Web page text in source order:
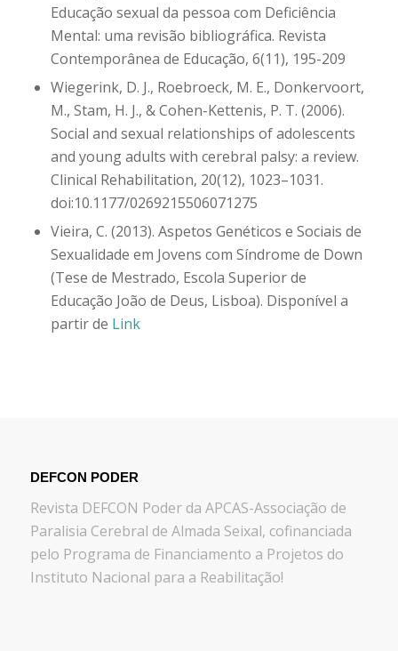
Educação sexual da pessoa com Deficiência
Mental: uma revisão bibliográfica. Revista
Contemporânea de Educação, 6(11), 195-209
Wiegerink, D. J., Roebroeck, M. E., Donkervoort,
M., Stam, H. J., & Cohen-Kettenis, P. T. (2006).
Social and sexual relationships of adolescents
and young adults with cerebral palsy: a review.
Clinical Rehabilitation, 20(12), 1023–1031.
doi:10.1177/0269215506071275
Vieira, C. (2013). Aspetos Genéticos e Sociais de
Sexualidade em Jovens com Síndrome de Down
(Tese de Mestrado, Escola Superior de
Educação João de Deus, Lisboa). Disponível a
partir de Link
DEFCON PODER
Revista DEFCON Poder da APCAS-Associação de
Paralisia Cerebral de Almada Seixal, cofinanciada
pelo Programa de Financiamento a Projetos do
Instituto Nacional para a Reabilitação!